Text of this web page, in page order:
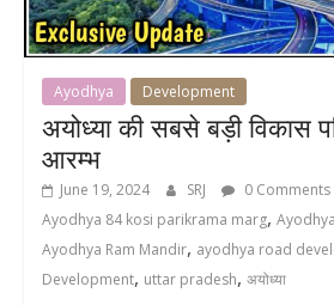
Ayodhya Development
अयोध्या की सबसे बड़ी विकास
आरम्भ
June 19, 2024 SRJ 0 Comments
Ayodhya 84 kosi parikrama marg,
Ayodhya Ram Mandir, ayodhya road
Development, uttar pradesh, अयोध्या